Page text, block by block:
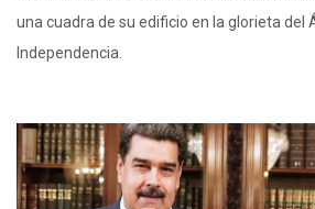
una cuadra de su edificio en la glorieta del
Independencia.